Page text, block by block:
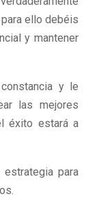
ello debéis
y mantener
y le
las mejores
éxito estará a
para